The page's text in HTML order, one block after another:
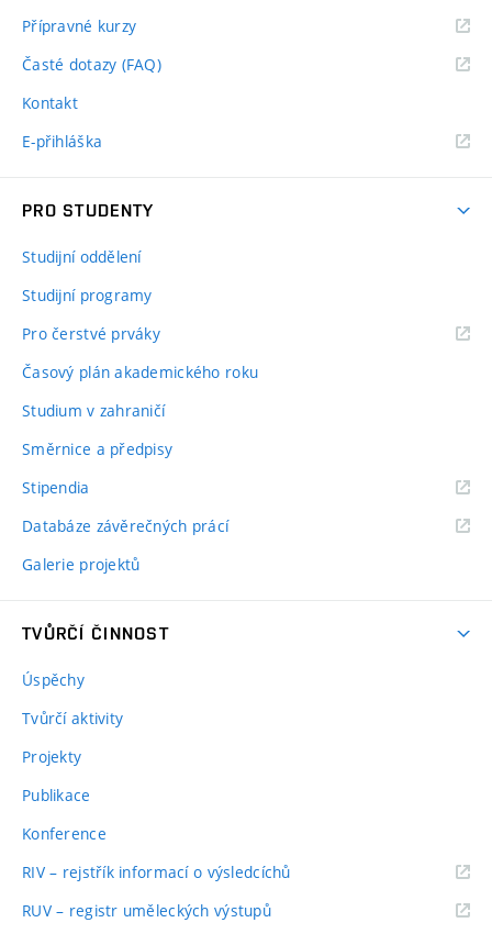
Přípravné kurzy
Časté dotazy (FAQ)
Kontakt
E-přihláška
PRO STUDENTY
Studijní oddělení
Studijní programy
Pro čerstvé prváky
Časový plán akademického roku
Studium v zahraničí
Směrnice a předpisy
Stipendia
Databáze závěrečných prácí
Galerie projektů
TVŮRČÍ ČINNOST
Úspěchy
Tvůrčí aktivity
Projekty
Publikace
Konference
RIV – rejstřík informací o výsledcíchů
RUV – registr uměleckých výstupů